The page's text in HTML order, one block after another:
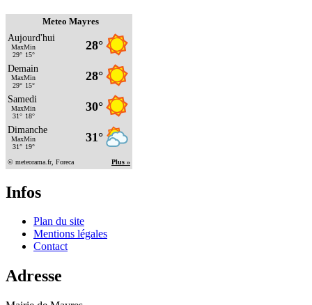
Meteo Mayres
Infos
Plan du site
Mentions légales
Contact
Adresse